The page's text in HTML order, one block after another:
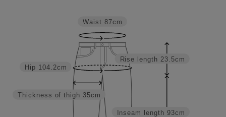
Inseam length 93cm
Rise length 23.5cm
Thickness of thigh 35cm
Hip 104.2cm
Waist 87cm